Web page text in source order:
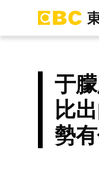
于
比
勢